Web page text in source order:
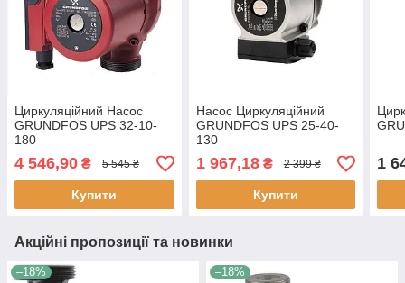
Циркуляційний Насос
GRUNDFOS UPS 32-10-
180
4 546,90 ₴ 5 545 ₴
Купити
Насос Циркуляційний
GRUNDFOS UPS 25-40-
130
1 967,18₴ 2 399 ₴
Купити
1
Акційні пропозиції та новинки
–18% –18%